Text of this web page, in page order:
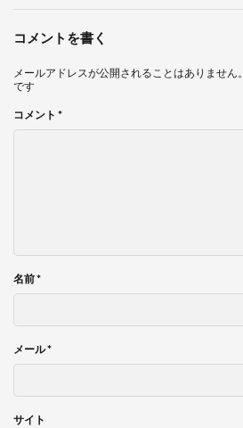
コメントを書く
メールアドレスが公開されることはありません。
です
コメント *
名前*
メール*
サイト